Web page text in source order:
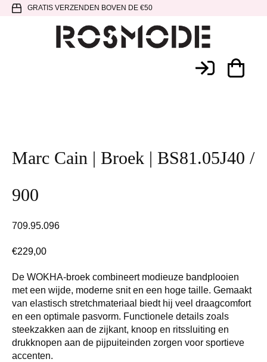
Spring
hoofdnavigatie
Door
SpringGRATIS VERZENDEN BOVEN DE €50
Marc Cain | Broek | BS81.05J40 /
900
709.95.096
€229,00
De WOKHA-broek combineert modieuze bandplooien
met een wijde, moderne snit en een hoge taille. Gemaakt
van elastisch stretchmateriaal biedt hij veel draagcomfort
en een optimale pasvorm. Functionele details zoals
steekzakken aan de zijkant, knoop en ritssluiting en
drukknopen aan de pijpuiteinden zorgen voor sportieve
accenten.